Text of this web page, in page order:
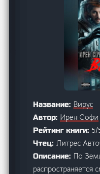
Название: Вирус
Автор: Ирен Софи
Рейтинг книги: 5/
Чтец:Литрес
Описание: По
распространяется